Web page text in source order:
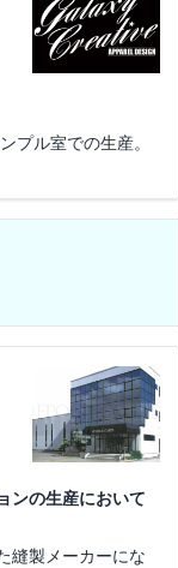
プル室での生産。
ンの生産において
縫製メーカーにな